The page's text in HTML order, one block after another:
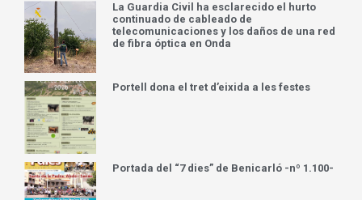
La Guardia Civil ha esclarecido el hurto
continuado de cableado de
telecomunicaciones y los daños de una red
de fibra óptica en Onda
Portell dona el tret d’eixida a les festes
Portada del “7 dies” de Benicarló -nº 1.100-